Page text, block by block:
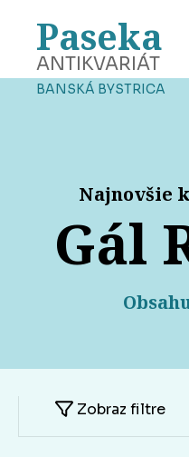
Paseka
ANTIKVARIÁT
BANSKÁ BYSTRICA
Najnovšie
Gál
Zobraz filtre